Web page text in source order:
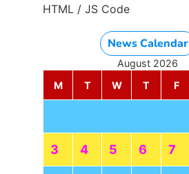
HTML / JS Code
News Calendar
August 2026
M
T W T F
3 4 5 6 7